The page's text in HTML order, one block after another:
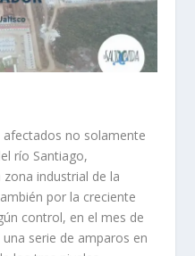
no solamente
río Santiago,
industrial de la
por la creciente
control, en el mes de
serie de amparos en